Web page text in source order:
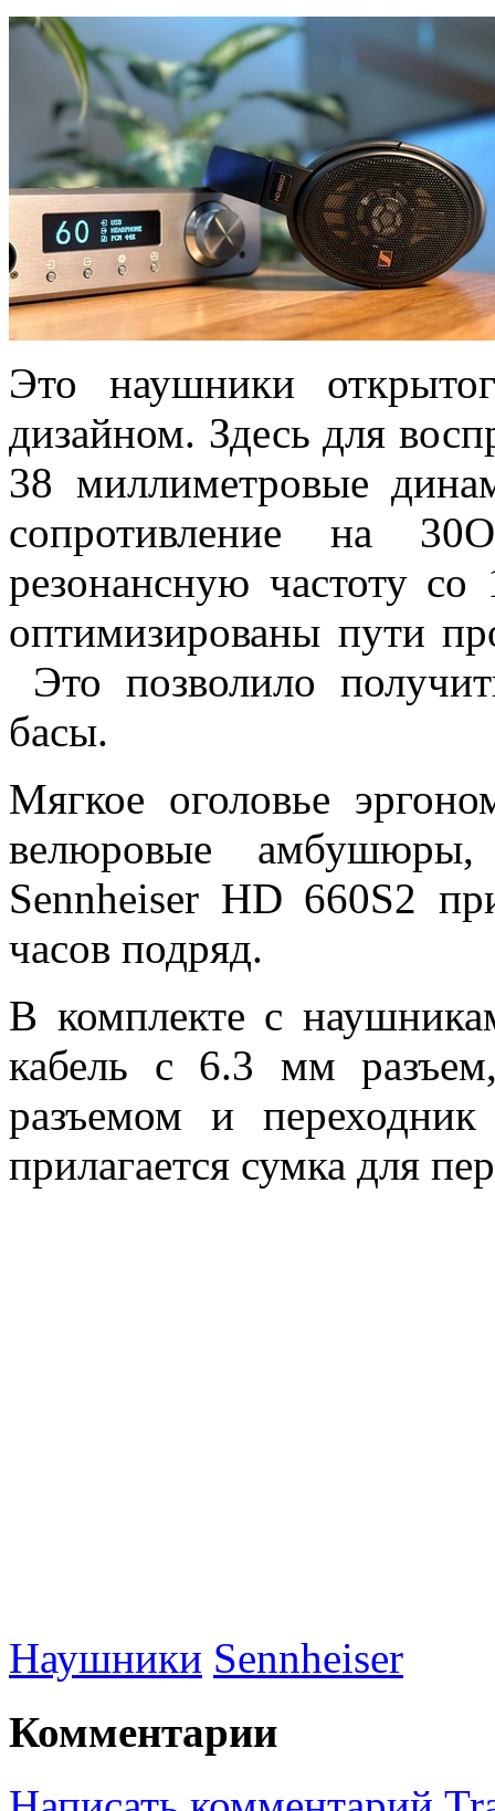
Это наушники
дизайном. Здесь для
38 миллиметровые
сопротивление на
резонансную частоту
оптимизированы пути
Это позволило
басы.
Мягкое оголовье
велюровые
Sennheiser HD 660S2
часов подряд.
В комплекте с
кабель с 6.3 мм
разъемом и
прилагается сумка для
Наушники Sennheiser
Комментарии